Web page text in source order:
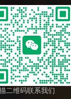
二维码联系我们